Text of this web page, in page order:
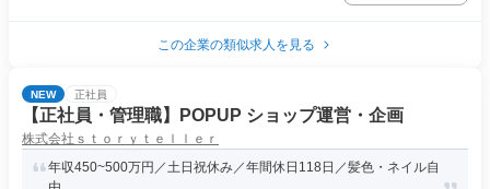
この企業の類似求人を見る
NEW 正社員
【正社員・管理職】POPUP ショップ運営・企画
株式会社ｓｔｏｒｙｔｅｌｌｅｒ
年収450~500万円／土日祝休み／年間休日118日／髪色・ネイル自